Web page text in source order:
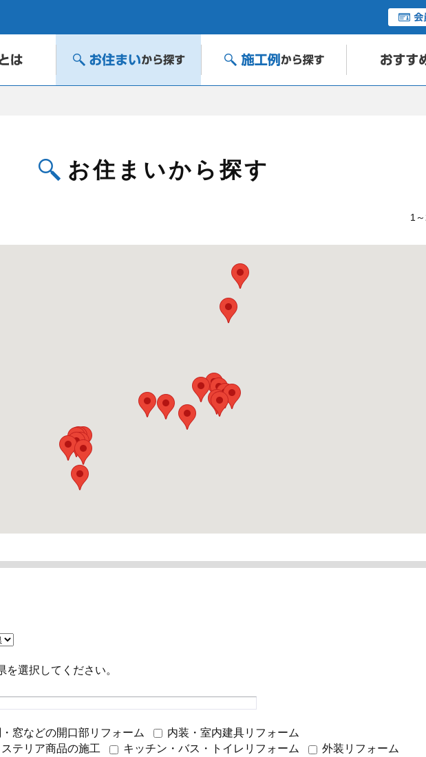
お住まいから探す
1
を選択してください。
窓などの開口部リフォーム
内装・室内建具リフォーム
テリア商品の施工
キッチン・バス・トイレリフォーム
外装リフォーム